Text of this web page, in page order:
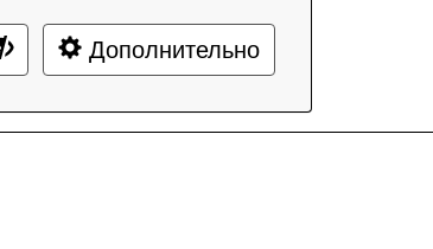
Дополнительно